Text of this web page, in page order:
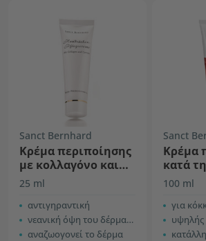
Sanct Bernhard
Κρέμα περιποίησης
με κολλαγόνο και
καροτίνη
25 ml
αντιγηραντική
νεανική όψη του δέρματος
αναζωογονεί το δέρμα
Sanct
Κρέμα
κατά
100 ml
για
υψηλής
κατάλληλο